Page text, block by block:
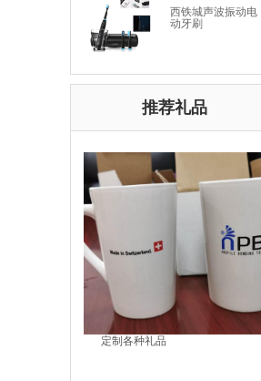
西铁城声波振动电
动牙刷
推荐礼品
定制各种礼品